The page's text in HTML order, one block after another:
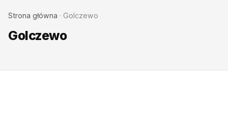
Strona główna · Golczewo
Golczewo